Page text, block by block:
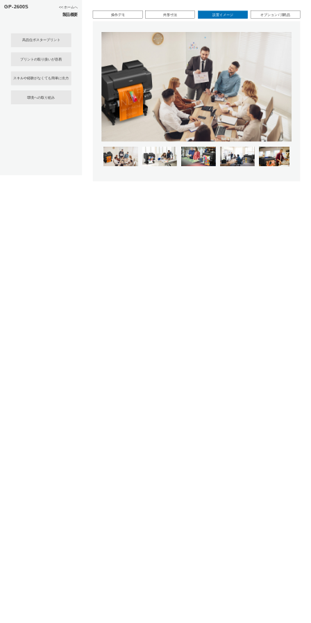
GP-2600S << ホームへ
製品概要
高品位ポスタープリント
プリントの取り扱いが容易
スキルや経験がなくても簡単に出力
環境への取り組み
操作デモ 外形寸法 設置イメージ オプション / 消耗品